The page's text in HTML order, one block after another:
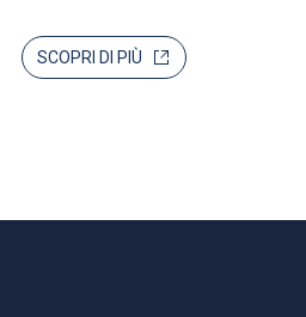
SCOPRI DI PIÙ